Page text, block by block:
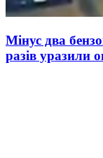
Мінус два
разів уразили